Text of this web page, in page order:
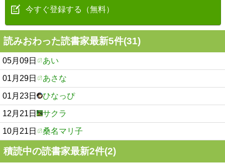
今すぐ登録する（無料）
読みおわった読書家最新5件(31)
05月09日 あい
01月29日 あさな
01月23日 ひなっぴ
12月21日 サクラ
10月21日 桑名マリ子
積読中の読書家最新2件(2)